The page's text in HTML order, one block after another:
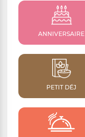
ANNIVERSAIRE
PETIT DÉJ